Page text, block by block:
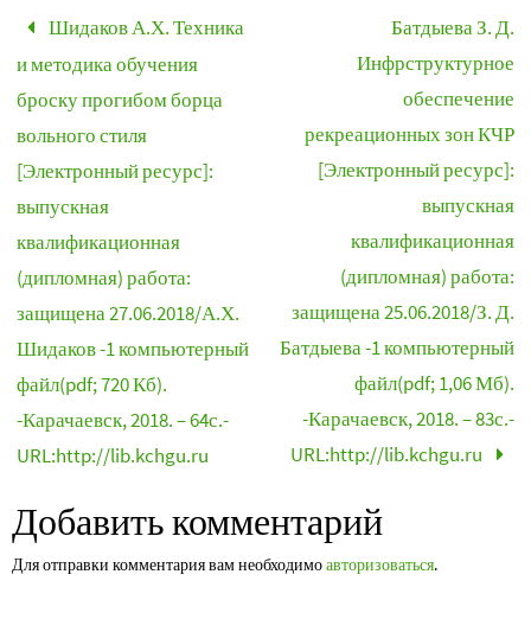
Шидаков А.Х. Техника
и методика обучения
броску прогибом борца
вольного стиля
[Электронный ресурс]:
выпускная
квалификационная
(дипломная) работа:
защищена 27.06.2018/А.Х.
Шидаков -1 компьютерный
файл(pdf; 720 Кб).
-Карачаевск, 2018. – 64с.-
URL:http://lib.kchgu.ru
Батдыева З. Д.
Инфрструктурное
обеспечение
рекреационных зон КЧР
[Электронный ресурс]:
выпускная
квалификационная
(дипломная) работа:
защищена 25.06.2018/З. Д.
Батдыева -1 компьютерный
файл(pdf; 1,06 Мб).
-Карачаевск, 2018. – 83с.-
URL:http://lib.kchgu.ru
Добавить комментарий
Для отправки комментария вам необходимоавторизоваться.